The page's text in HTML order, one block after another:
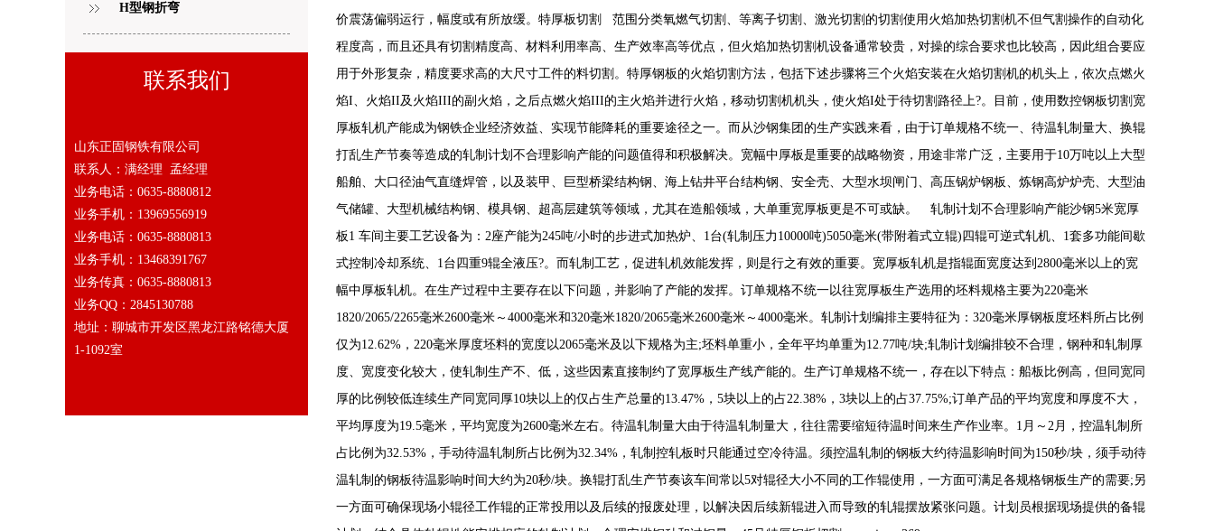
H型钢折弯
联系我们
山东正固钢铁有限公司
联系人：满经理 孟经理
业务电话：0635-8880812
业务手机：13969556919
业务电话：0635-8880813
业务手机：13468391767
业务传真：0635-8880813
业务QQ：2845130788
地址：聊城市开发区黑龙江路铭德大厦
1-1092室
价震荡偏弱运行，幅度或有所放缓。 特厚板切割
范围分类氧燃气切割、等离子切割、激光切割的切割使用火焰加热切割机不但气割操作的自动化
程度高，而且还具有切割精度高、材料利用率高、生产效率高等优点，但火焰加热切割机设备通常较贵，对操的综合要求也比较高，因此组合要应
用于外形复杂，精度要求高的大尺寸工件的料切割。特厚钢板的火焰切割方法，包括下述步骤将三个火焰安装在火焰切割机的机头上，依次点燃火
焰I、火焰II及火焰III的副火焰，之后点燃火焰III的主火焰并进行火焰，移动切割机机头，使火焰I处于待切割路径上?。目前，使用数控钢板切割宽
厚板轧机产能成为钢铁企业经济效益、实现节能降耗的重要途径之一。而从沙钢集团的生产实践来看，由于订单规格不统一、待温轧制量大、换辊
打乱生产节奏等造成的轧制计划不合理影响产能的问题值得和积极解决。宽幅中厚板是重要的战略物资，用途非常广泛，主要用于10万吨以上大型
船舶、大口径油气直缝焊管，以及装甲、巨型桥梁结构钢、海上钻井平台结构钢、安全壳、大型水坝闸门、高压锅炉钢板、炼钢高炉炉壳、大型油
气储罐、大型机械结构钢、模具钢、超高层建筑等领域，尤其在造船领域，大单重宽厚板更是不可或缺。 轧制计划不合理影响产能沙钢5米宽厚
板1 车间主要工艺设备为：2座产能为245吨/小时的步进式加热炉、1台(轧制压力10000吨)5050毫米(带附着式立辊)四辊可逆式轧机、1套多功能间歇
式控制冷却系统、1台四重9辊全液压?。而轧制工艺，促进轧机效能发挥，则是行之有效的重要。宽厚板轧机是指辊面宽度达到2800毫米以上的宽
幅中厚板轧机。在生产过程中主要存在以下问题，并影响了产能的发挥。订单规格不统一以往宽厚板生产选用的坯料规格主要为220毫米
1820/2065/2265毫米2600毫米～4000毫米和320毫米1820/2065毫米2600毫米～4000毫米。轧制计划编排主要特征为： 320毫米厚钢板 度坯料所占比例
仅为12.62%，220毫米厚度坯料的宽度以2065毫米及以下规格为主;坯料单重小，全年平均单重为12.77吨/块;轧制计划编排较不合理，钢种和轧制厚
度、宽度变化较大，使轧制生产不、低，这些因素直接制约了宽厚板生产线产能的。生产订单规格不统一，存在以下特点：船板比例高，但同宽同
厚的比例较低连续生产同宽同厚10块以上的仅占生产总量的13.47%，5块以上的占22.38%，3块以上的占37.75%;订单产品的平均宽度和厚度不大，
平均厚度为19.5毫米，平均宽度为2600毫米左右。待温轧制量大由于待温轧制量大，往往需要缩短待温时间来生产作业率。1月～2月，控温轧制所
占比例为32.53%，手动待温轧制所占比例为32.34%，轧制控轧板时只能通过空冷待温。须控温轧制的钢板大约待温影响时间为150秒/块，须手动待
温轧制的钢板待温影响时间大约为20秒/块。换辊打乱生产节奏该车间常以5对辊径大小不同的工作辊使用，一方面可满足各规格钢板生产的需要;另
一方面可确保现场小辊径工作辊的正常投用以及后续的报废处理，以解决因后续新辊进入而导致的轧辊摆放紧张问题。计划员根据现场提供的备辊